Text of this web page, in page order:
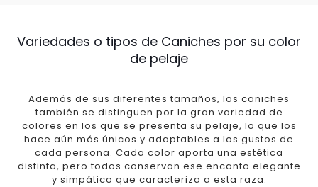
Variedades o tipos de Caniches por su color
de pelaje
Además de sus diferentes tamaños, los caniches
también se distinguen por la gran variedad de
colores en los que se presenta su pelaje, lo que los
hace aún más únicos y adaptables a los gustos de
cada persona. Cada color aporta una estética
distinta, pero todos conservan ese encanto elegante
y simpático que caracteriza a esta raza.